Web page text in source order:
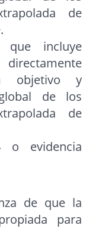
de
que incluye
objetivo y
de los
de
evidencia
de que la
para